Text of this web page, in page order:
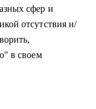
сфер и
отсутствия и/
в своем